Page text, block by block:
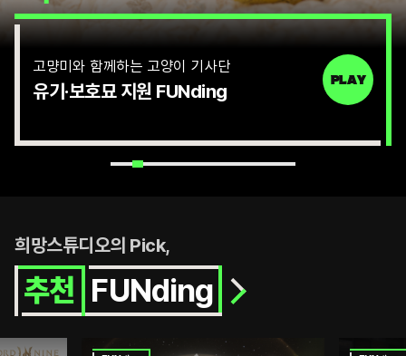
이동 약자의 넥스트 스테이지
이동 취약계층 접근성 향상 지원
STORY
희망스튜디오의 Pick,
추천 FUNding